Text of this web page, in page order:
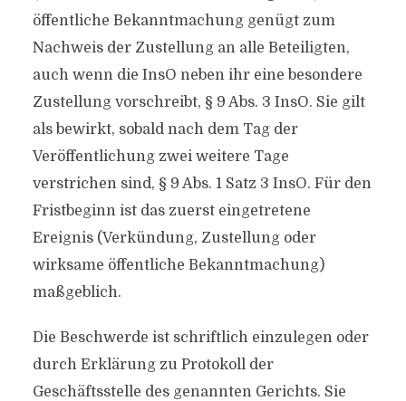
öffentliche Bekanntmachung genügt zum
Nachweis der Zustellung an alle Beteiligten,
auch wenn die InsO neben ihr eine besondere
Zustellung vorschreibt, § 9 Abs. 3 InsO. Sie gilt
als bewirkt, sobald nach dem Tag der
Veröffentlichung zwei weitere Tage
verstrichen sind, § 9 Abs. 1 Satz 3 InsO. Für den
Fristbeginn ist das zuerst eingetretene
Ereignis (Verkündung, Zustellung oder
wirksame öffentliche Bekanntmachung)
maßgeblich.
Die Beschwerde ist schriftlich einzulegen oder
durch Erklärung zu Protokoll der
Geschäftsstelle des genannten Gerichts. Sie